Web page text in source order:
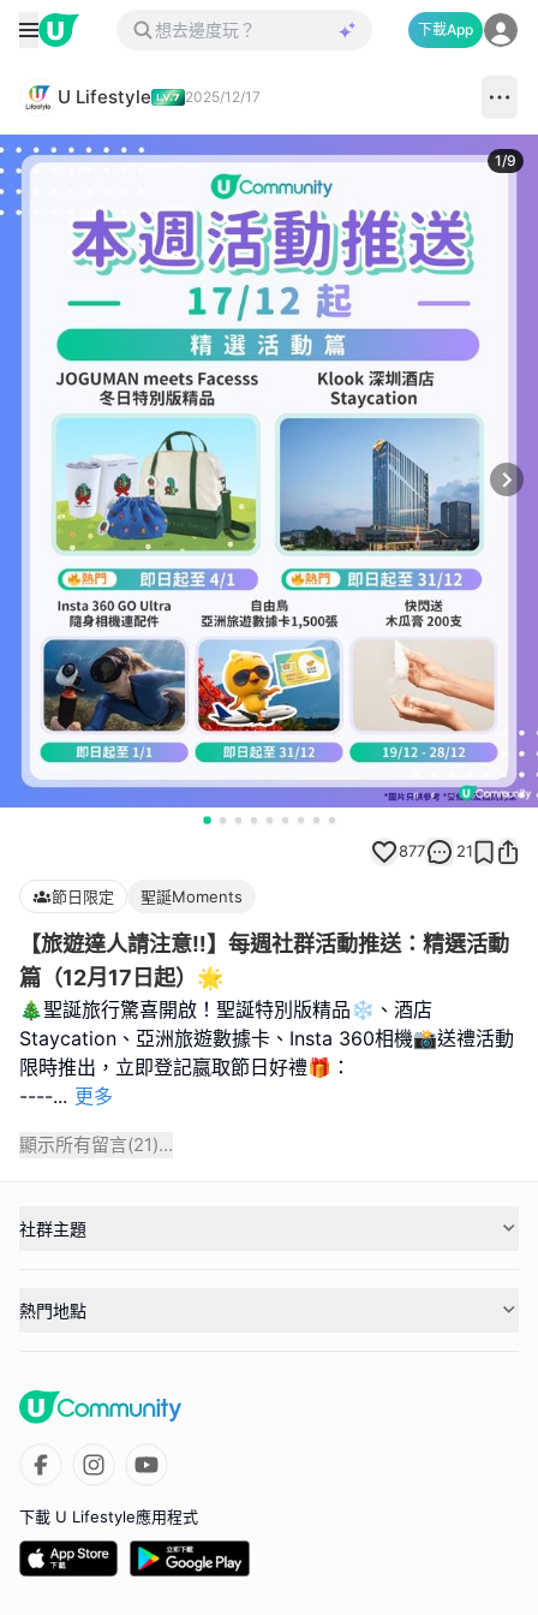
下載App
U Lifestyle 2025/12/17
1/9
877 21
節日限定 聖誕Moments
【旅遊達人請注意‼️】每週社群活動推送：精選活動
篇（12月17日起）🌟
🎄聖誕旅行驚喜開啟！聖誕特別版精品❄️、酒店
Staycation、亞洲旅遊數據卡、Insta 360相機📸送禮活動
限時推出，立即登記嬴取節日好禮🎁：
----... 更多
顯示所有留言(21)...
社群主題
熱門地點
下載 U Lifestyle應用程式